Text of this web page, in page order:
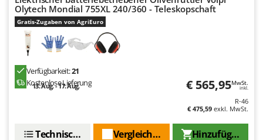
Palumbo Pavi
Partisani
Paterlini
Pramac
Prismafood
R.G.V.
Olytech Mondial 755XL 240/360 - Teleskopschaft
Gratis-Zugaben von AgriEuro
Verfügbarkeit:21
Kostenlose Lieferung
13. Aug. - 17. Aug. € 565,95MwSt.
inkl.
R-46
€ 475,59 exkl. MwSt.
Hinzufügen
Vergleichen Sie
Technische Daten